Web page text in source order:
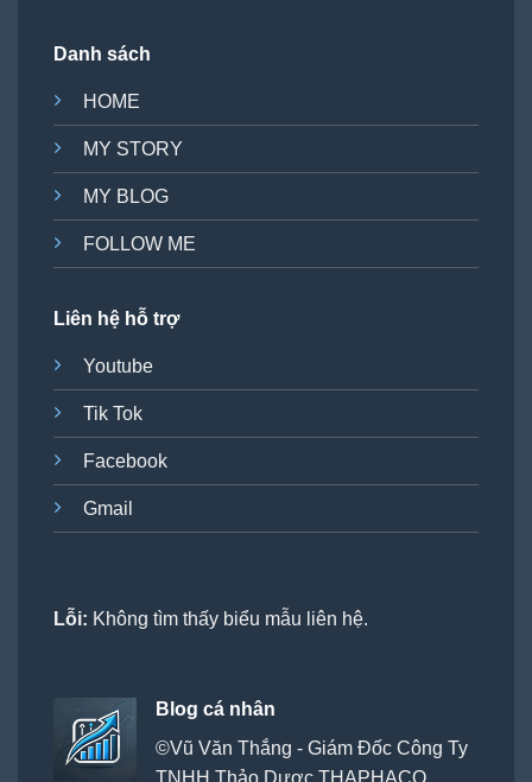
Danh sách
HOME
MY STORY
MY BLOG
FOLLOW ME
Liên hệ hỗ trợ
Youtube
Tik Tok
Facebook
Gmail
Lỗi: Không tìm thấy biểu mẫu liên hệ.
Blog cá nhân
©Vũ Văn Thắng - Giám Đốc Công Ty
TNHH Thảo Dược THAPHACO